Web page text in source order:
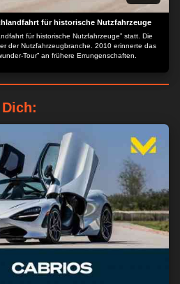
für historische Nutzfahrzeuge
für historische Nutzfahrzeuge” statt. Die
der Nutzfahrzeugbranche. 2010 erinnerte das
Tour” an frühere Errungenschaften.